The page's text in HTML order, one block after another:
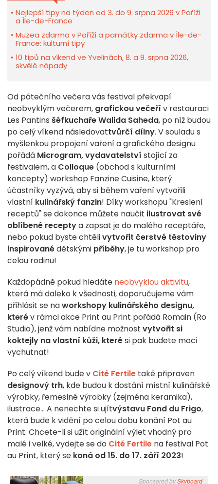
Nejlepší tipy na týden od 3. do 9. srpna 2026 v Paříži
a Île-de-France
Muzea zdarma v Paříži a památky zdarma v Île-de-
France: kulturní tipy
10 tipů na víkend ve Yvelinách, 8. a 9. srpna 2026,
skvělé nápady
Od pátečního večera vás festival překvapí
neobvyklým večerem, grafickou večeří v restauraci
Les Pantins šéfkuchaře Walida Saheda, po níž budou
po celý víkend následovattvůrčí dílny. V souladu s
myšlenkou propojení vaření a grafického designu
pořádá Microgram, vydavatelství stojící za
festivalem, a Colloque (obchod s kulturními
koncepty) workshop Fanzine Cuisine, který
účastníky vyzývá, aby si během vaření vytvořili
vlastní kulinářský fanzin! Díky workshopu "Kreslení
receptů" se dokonce můžete naučit ilustrovat své
oblíbené receptya zapsat je do malého receptáře,
nebo pokud byste chtělivytvořit čerstvé těstoviny
inspirovanédětskými příběhy, je tu workshop pro
celou rodinu!
Každopádně pokud hledáte neobvyklou aktivitu,
která má daleko k všednosti, doporučujeme vám
přihlásit se naworkshopy kulinářského designu,
kterév rámci akce Print au Print pořádá Romain (Ro
Studio), jenž vám nabídne možnost vytvořit si
koktejly na vlastní kůži, kterési pak budete moci
vychutnat!
Po celý víkend bude v Cité Fertile také připraven
designový trh, kde budou k dostání místní kulinářské
výrobky, řemeslné výrobky (zejména keramika),
ilustrace... A nenechte si ujítvýstavu Fond du Frigo,
která bude k vidění po celou dobu konání Pot au
Print. Chcete-li si užít originální výlet vhodný pro
malé i velké, vydejte se do Cité Fertile na festival Pot
au Print, který se koná od 15. do 17. září 2023!